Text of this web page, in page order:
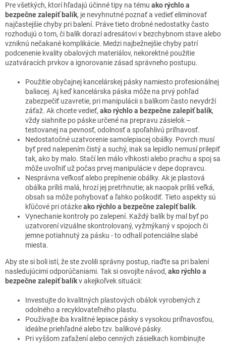
Pre všetkých, ktorí hľadajú účinné tipy na tému ako rýchlo a
bezpečne zalepiť balík, je nevyhnutné poznať a vedieť eliminovať
najčastejšie chyby pri balení. Práve tieto drobné nedostatky často
rozhodujú o tom, či balík dorazí adresátovi v bezchybnom stave alebo
vzniknú nečakané komplikácie. Medzi najbežnejšie chyby patrí
podcenenie kvality obalových materiálov, nekorektné použitie
uzatváracích prvkov a ignorovanie zásad správneho postupu.
Použitie obyčajnej kancelárskej pásky namiesto profesionálnej
baliacej. Aj keď kancelárska páska môže na prvý pohľad
zabezpečiť uzavretie, pri manipulácii s balíkom často nevydrží
záťaž. Ak chcete vedieť, ako rýchlo a bezpečne zalepiť balík,
vždy siahnite po páske určené na prepravu zásielok –
testovanej na pevnosť, odolnosť a spoľahlivú priľnavosť.
Nedostatočné uzatvorenie samolepiacej obálky. Povrch musí
byť pred nalepením čistý a suchý, inak sa lepidlo nemusí prilepiť
tak, ako by malo. Stačí len málo vlhkosti alebo prachu a spoj sa
môže uvoľniť už počas prvej manipulácie v depe dopravcu.
Nesprávna veľkosť alebo preplnenie obálky. Ak je plastová
obálka príliš malá, hrozí jej pretrhnutie; ak naopak príliš veľká,
obsah sa môže pohybovať a ľahko poškodiť. Tieto aspekty sú
kľúčové pri otázkeako rýchlo a bezpečne zalepiť balík.
Vynechanie kontroly po zalepení. Každý balík by mal byť po
uzatvorení vizuálne skontrolovaný, vyžmýkaný v spojoch či
jemne potiahnutý za pásku - to odhalí potenciálne slabé
miesta.
Aby ste si boli istí, že ste zvolili správny postup, riaďte sa pri balení
nasledujúcimi odporúčaniami. Tak si osvojíte návod, ako rýchlo a
bezpečne zalepiť balíkv akejkoľvek situácii:
Investujte do kvalitných plastových obálok vyrobených z
odolného a recyklovateľného plastu.
Používajte iba kvalitné lepiace pásky s vysokou priľnavosťou,
ideálne priehľadné alebo tzv. balíkové pásky.
Pri vyššom zaťažení alebo cenných zásielkach kombinujte